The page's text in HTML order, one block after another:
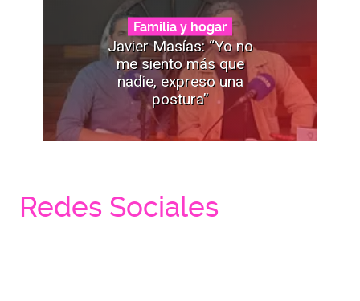
Familia y hogar
Javier Masías: “Yo no
me siento más que
nadie, expreso una
postura”
Redes Sociales